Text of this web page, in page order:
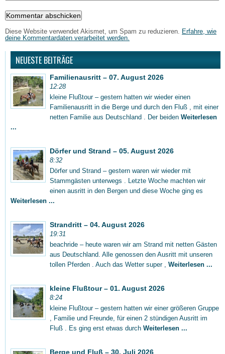
Diese Website verwendet Akismet, um Spam zu reduzieren. Erfahre, wie
deine Kommentardaten verarbeitet werden.
NEUESTE BEITRÄGE
Familienausritt – 07. August 2026
12:28
kleine Flußtour – gestern hatten wir wieder einen
Familienausritt in die Berge und durch den Fluß , mit einer
netten Familie aus Deutschland . Der beiden Weiterlesen
...
Dörfer und Strand – 05. August 2026
8:32
Dörfer und Strand – gestern waren wir wieder mit
Stammgästen unterwegs . Letzte Woche machten wir
einen ausritt in den Bergen und diese Woche ging es
Weiterlesen ...
Strandritt – 04. August 2026
19:31
beachride – heute waren wir am Strand mit netten Gästen
aus Deutschland. Alle genossen den Ausritt mit unseren
tollen Pferden . Auch das Wetter super , Weiterlesen ...
kleine Flußtour – 01. August 2026
8:24
kleine Flußtour – gestern hatten wir einer größeren Gruppe
, Familie und Freunde, für einen 2 stündigen Ausritt im
Fluß . Es ging erst etwas durch Weiterlesen ...
Berge und Fluß – 30. Juli 2026